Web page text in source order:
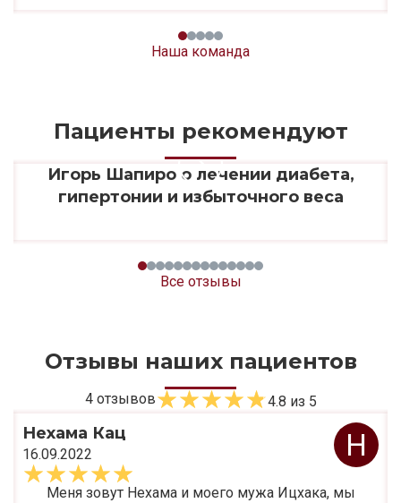
Наша команда
Пациенты рекомендуют
Игорь Шапиро о лечении диабета,
гипертонии и избыточного веса
Все отзывы
Отзывы наших пациентов
4 отзывов 4.8 из 5
Нехама Кац
16.09.2022 Н
Меня зовут Нехама и моего мужа Ицхака, мы